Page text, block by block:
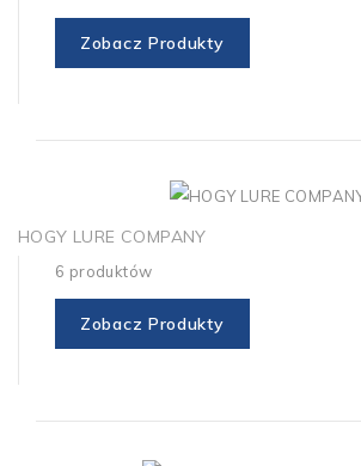
Zobacz Produkty
HOGY LURE COMPANY
6 produktów
Zobacz Produkty